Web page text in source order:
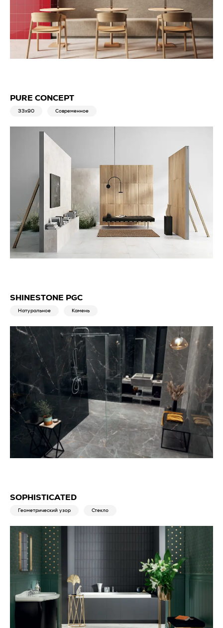
PURE CONCEPT
33x90 Современное
SHINESTONE PGC
Натуральное Камень
SOPHISTICATED
Геометрический узор Стекло